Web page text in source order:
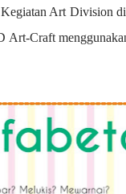
Art Division
Art-Craft